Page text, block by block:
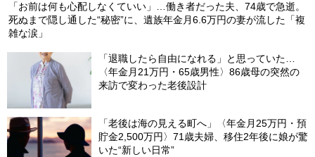
「お前は何も心配しなくていい」…働き者だった夫、74歳で急逝。
死ぬまで隠し通した“秘密”に、遺族年金月6.6万円の妻が流した「複
雑な涙」
「退職したら自由になれる」と思っていた…
〈年金月21万円・65歳男性〉86歳母の突然の
来訪で変わった老後設計
「老後は海の見える町へ」〈年金月25万円・預
貯金2,500万円〉71歳夫婦、移住2年後に娘が驚
いた“新しい日常”